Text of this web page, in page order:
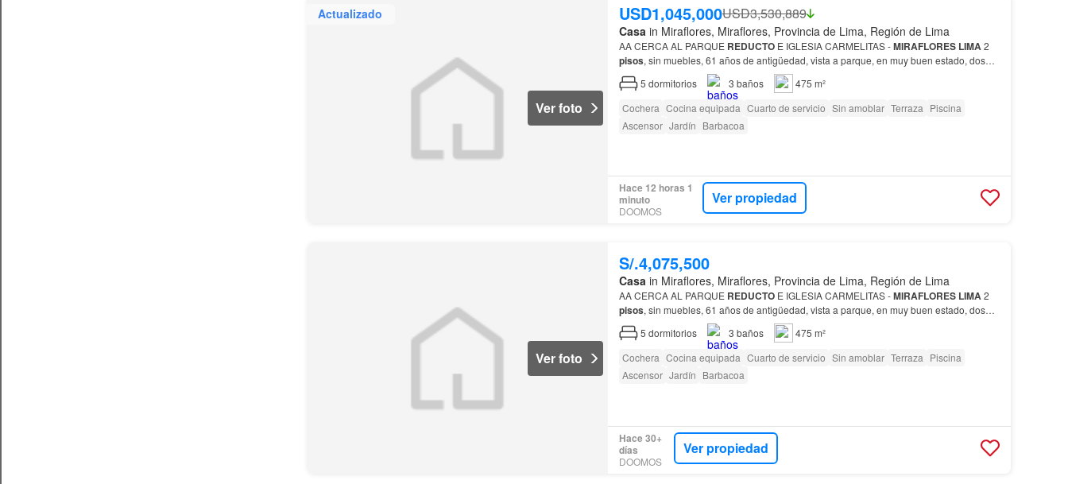
Actualizado
Ver foto
USD1,045,000USD3,530,889
Casa in Miraflores, Miraflores, Provincia de Lima, Región de Lima
AA CERCA AL PARQUE REDUCTOE IGLESIA CARMELITAS -MIRAFLORES LIMA2
pisos, sin muebles, 61 años de antigüedad, vista a parque, en muy buen estado, dos
Cerca al colegio de primaria del carmelitas y parque
5 dormitorios 3 baños
475 m²
Cochera Cocina equipada Cuarto de servicio Sin amoblar Terraza Piscina
Ascensor Jardín Barbacoa
Hace 12 horas 1
minuto
DOOMOS
Ver propiedad
Ver foto
S/.4,075,500
Casain Miraflores, Miraflores, Provincia de Lima, Región de Lima
AA CERCA AL PARQUE REDUCTOE IGLESIA CARMELITAS -MIRAFLORES LIMA2
pisos, sin muebles, 61 años de antigüedad, vista a parque, en muy buen estado, dos
Cerca al colegio de primaria del carmelitas y parque
5 dormitorios 3 baños
475 m²
Cochera Cocina equipada Cuarto de servicio Sin amoblar Terraza Piscina
Ascensor Jardín Barbacoa
Hace 30+
días
DOOMOS
Ver propiedad